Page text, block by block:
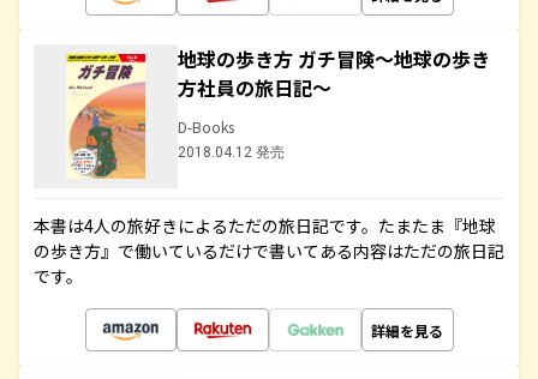
地球の歩き方 ガチ冒険～地球の歩き
方社員の旅日記～
D-Books
2018.04.12 発売
本書は4人の旅好きによるただの旅日記です。たまたま『地球
の歩き方』で働いているだけで書いてある内容はただの旅日記
です。
詳細を見る